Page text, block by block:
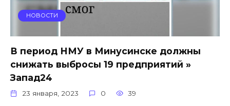
НОВОСТИ
В период НМУ в Минусинске должны
снижать выбросы 19 предприятий »
Запад24
23 января, 2023 0 39